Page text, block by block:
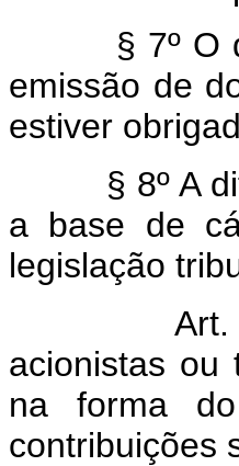
§ 7º O
emissão de
estiver
§ 8º A
a base de
legislação
acionistas ou
na forma
contribuições